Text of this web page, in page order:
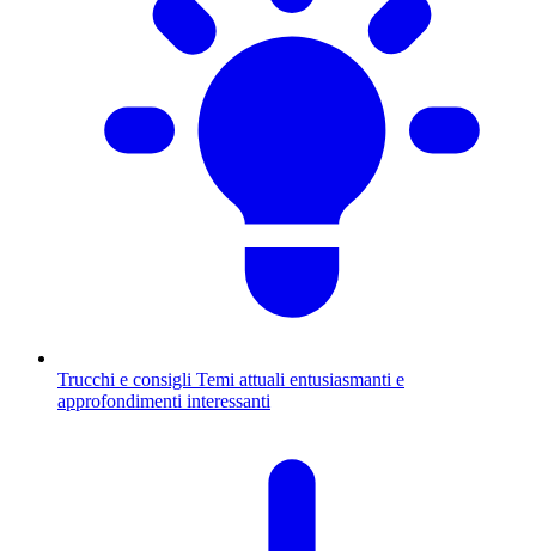
Trucchi e consigli Temi attuali entusiasmanti e
approfondimenti interessanti